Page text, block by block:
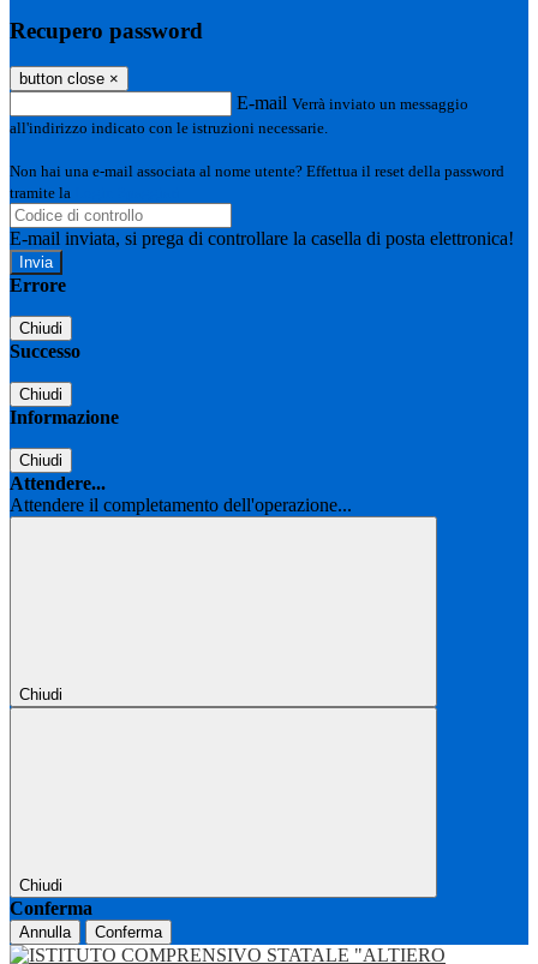
Recupero password
button close ×
E-mail Verrà inviato un messaggio
all'indirizzo indicato con le istruzioni necessarie.
Non hai una e-mail associata al nome utente? Effettua il reset della password
tramite la
E-mail inviata, si prega di controllare la casella di posta elettronica!
Errore
Chiudi
Successo
Chiudi
Informazione
Chiudi
Attendere...
Attendere il completamento dell'operazione...
Chiudi
Chiudi
Conferma
Annulla Conferma